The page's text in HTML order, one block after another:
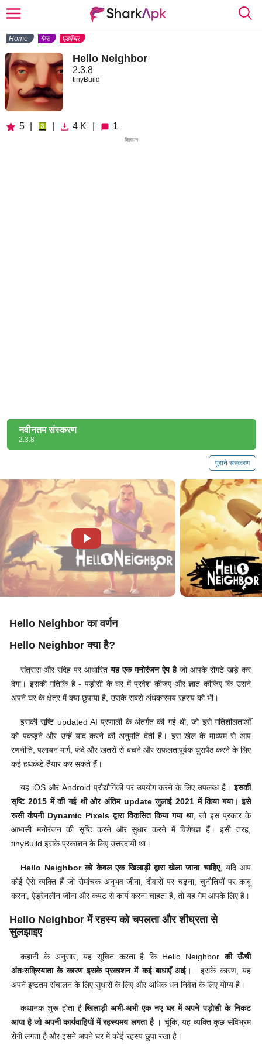
Home गेम्स एडवेंचर
Hello Neighbor
2.3.8
tinyBuild
5 4 K 1
विज्ञापन
नवीनतम संस्करण
2.3.8
पुराने संस्करण
Hello Neighbor का वर्णन
Hello Neighbor क्या है?
संत्रास और संदेह पर आधारितयह एक मनोरंजन ऐप हैजो आपके रोंगटे खड़े कर
देगा। इसकी गतिकि है - पड़ोसी के घर में प्रवेश कीजए और ज्ञात कीजिए कि उसने
अपने घर के क्षेत्र में क्या छुपाया है, उसके सबसे अंधकारमय रहस्य को भी।
इसकी सृष्टि updated AI प्रणाली के अंतर्गत की गई थी, जो इसे गतिशीलताओँ
को पकड़ने और उन्हें याद करने की अनुमति देती है। इस खेल के माध्यम से आप
रणनीति, पलायन मार्ग, फंदे और खतरों से बचने और सफलतापूर्वक घुसपैठ करने के लिए
कई हथकंडे तैयार कर सकते हैं।
यह iOS और Android प्रौद्यौगिकी पर उपयोग करने के लिए उपलब्ध है।इसकी
सृष्टि 2015 में की गई थी और अंतिम update जुलाई 2021 में किया गया। इसे
रूसी कंपनी Dynamic Pixels द्वारा विकसित किया गया था, जो इस प्रकार के
आभासी मनोरंजन की सृष्टि करने और सुधार करने में विशेषज्ञ हैं। इसी तरह,
tinyBuild इसके प्रकाशन के लिए उत्तरदायी था।
Hello Neighbor को केवल एक खिलाड़ी द्वारा खेला जाना चाहिए, यदि आप
कोई ऐसे व्यक्ति हैं जो रोमांचक अनुभव जीना, दीवारों पर चढ़ना, चुनौतियों पर काबू
करना, ऐड्रेनलीन जीना और कपट से कार्य करना चाहता है, तो यह गेम आपके लिए है।
Hello Neighbor में रहस्य को चपलता और शीघ्रता से
सुलझाइए
कहानी के अनुसार, यह सूचित करता है कि Hello Neighborकी ऊँची
अंतःसक्रियाता के कारण इसके प्रकाशन में कई बाधाएँ आई।
. इसके कारण, यह
अपने इष्टतम संचालन के लिए सुधारों के लिए और अधिक धन निवेश के लिए योग्य है।
कथानक शुरू होता हैखिलाड़ी अभी-अभी एक नए घर में अपने पड़ोसी के निकट
आया है जो अपनी कार्यवाहियों में रहस्यमय लगता है । चूंकि, यह व्यक्ति कुछ संविभ्रम
रोगी लगता है और इसने अपने घर में कोई रहस्य छुपा रखा है।